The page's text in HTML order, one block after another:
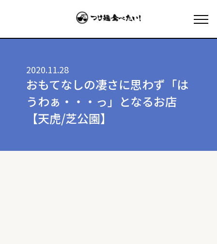
2020.11.28
おもてなしの凄さに思わず「は
うわぁ・・・っ」となるお店
【天虎/芝公園】